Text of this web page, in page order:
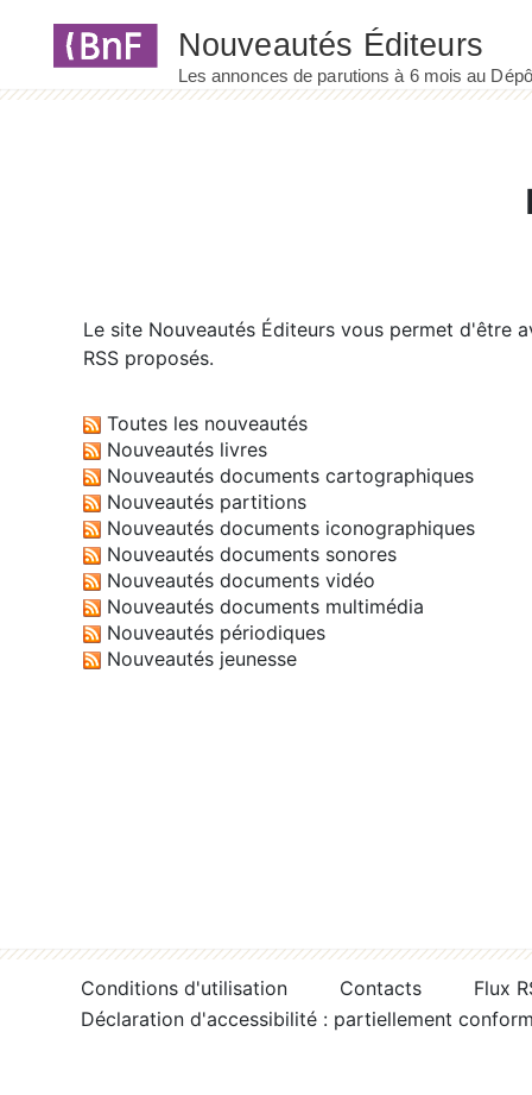
Le site Nouveautés Éditeurs vous permet d'être
RSS proposés.
Toutes les nouveautés
Nouveautés livres
Nouveautés documents cartographiques
Nouveautés partitions
Nouveautés documents iconographiques
Nouveautés documents sonores
Nouveautés documents vidéo
Nouveautés documents multimédia
Nouveautés périodiques
Nouveautés jeunesse
Conditions d'utilisation Contacts
Flux
Déclaration d'accessibilité : partiellement